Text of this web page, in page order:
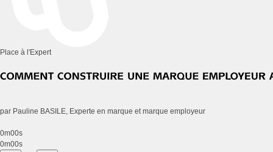
Place à l'Expert
par Pauline BASILE, Experte en marque et marque employeur
0m00s
0m00s